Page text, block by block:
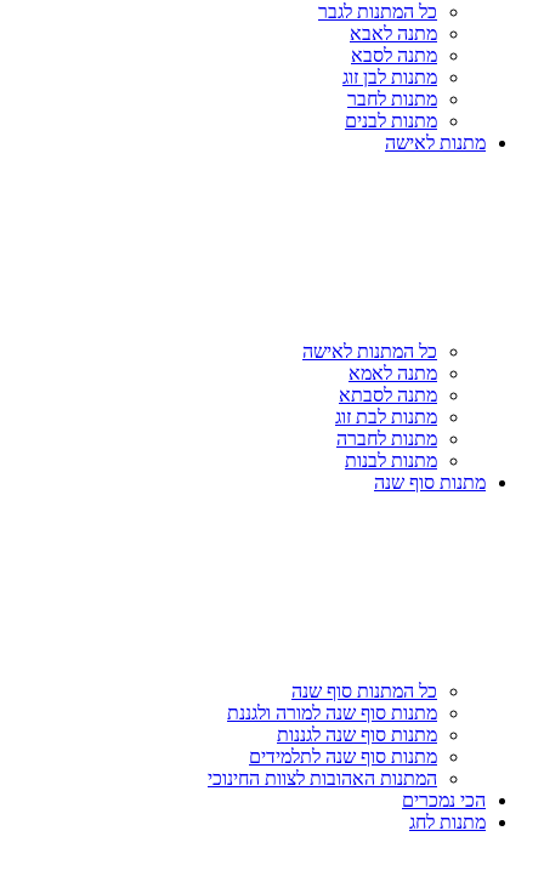
כל המתנות לגבר
מתנה לאבא
מתנה לסבא
מתנות לבן זוג
מתנות לחבר
מתנות לבנים
מתנות לאישה
כל המתנות לאישה
מתנה לאמא
מתנה לסבתא
מתנות לבת זוג
מתנות לחברה
מתנות לבנות
מתנות סוף שנה
כל המתנות סוף שנה
מתנות סוף שנה למורה ולגננת
מתנות סוף שנה לגננות
מתנות סוף שנה לתלמידים
המתנות האהובות לצוות החינוכי
הכי נמכרים
מתנות לחג